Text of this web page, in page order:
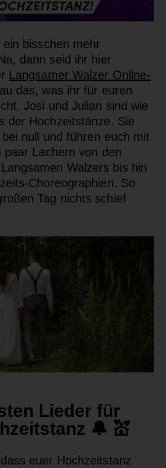
bisschen mehr
dann seid ihr hier
Langsamer Walzer Online-
das, was ihr für euren
Josi und Julian sind wie
der Hochzeitstänze. Sie
null und führen euch mit
paar Lachern von den
Walzers bis hin
Choreographien. So
Tag nichts schief
Lieder für
🔔 💒
euer Hochzeitstanz